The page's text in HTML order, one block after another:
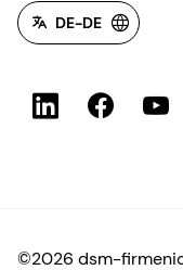
DE-DE
©2026 dsm-